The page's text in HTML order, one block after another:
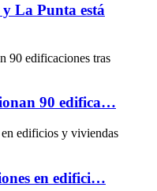
La Punta está
90 edifica…
en edifici…